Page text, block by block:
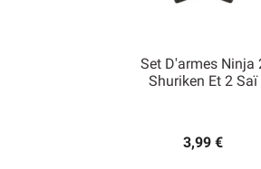
Set D'armes Ninja
Shuriken Et 2 Saï
3,99 €